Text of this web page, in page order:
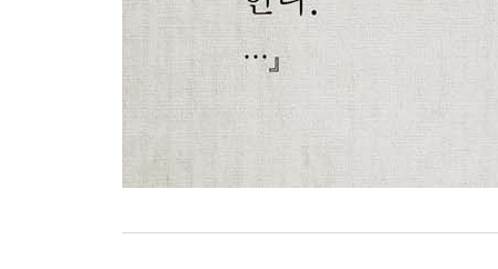
91. 한하운_ 파랑새
93. 김춘수_ 꽃을위한 서시
94. 김남조_ 겨울바다